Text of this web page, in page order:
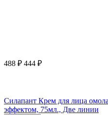
488 ₽ 444 ₽
Силапант Крем для лица
эффектом, 75мл., Две линии